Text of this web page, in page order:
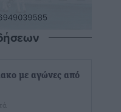
με αγώνες από